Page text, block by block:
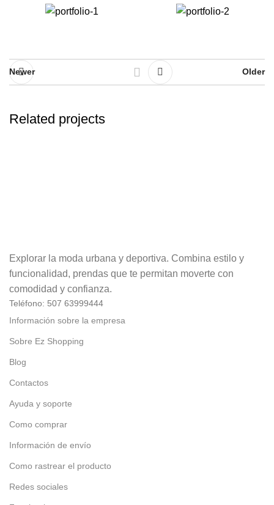
Newer Older
Related projects
Explorar la moda urbana y deportiva. Combina estilo y
funcionalidad, prendas que te permitan moverte con
comodidad y confianza.
Teléfono: 507 63999444
Información sobre la empresa
Sobre Ez Shopping
Blog
Contactos
Ayuda y soporte
Como comprar
Información de envío
Como rastrear el producto
Redes sociales